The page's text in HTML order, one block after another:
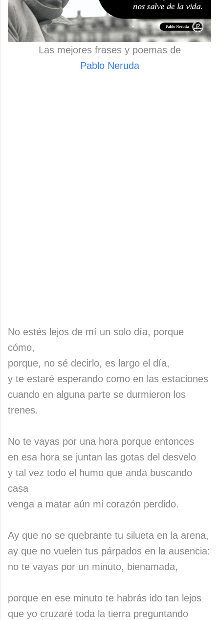
Las mejores frases y poemas de
Pablo Neruda
No estés lejos de mí un solo día, porque
cómo,
porque, no sé decirlo, es largo el día,
y te estaré esperando como en las estaciones
cuando en alguna parte se durmieron los
trenes.
No te vayas por una hora porque entonces
en esa hora se juntan las gotas del desvelo
y tal vez todo el humo que anda buscando
casa
venga a matar aún mi corazón perdido.
Ay que no se quebrante tu silueta en la arena,
ay que no vuelen tus párpados en la ausencia:
no te vayas por un minuto, bienamada,
porque en ese minuto te habrás ido tan lejos
que yo cruzaré toda la tierra preguntando